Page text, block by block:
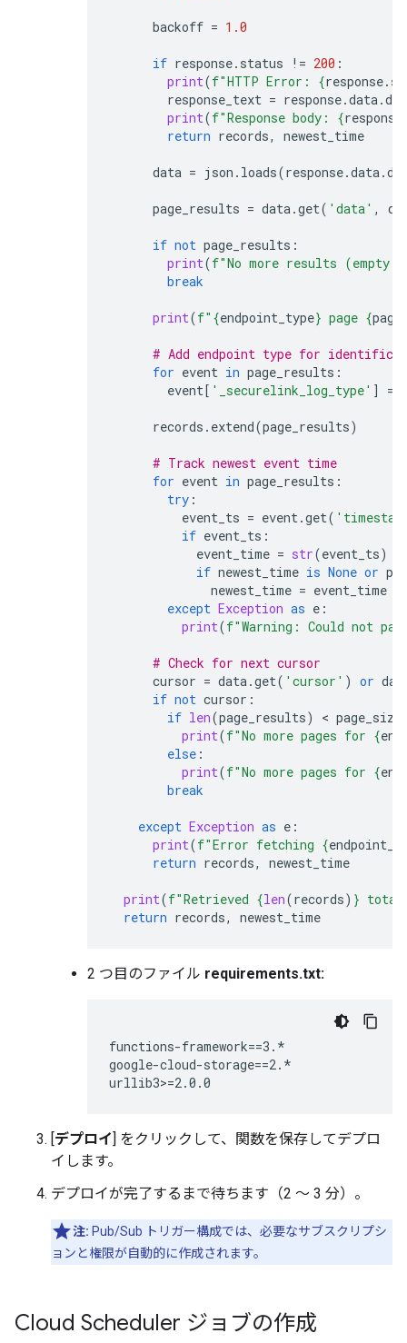
backoff = 1.0
if response. status != 200 :
print(f"HTTP Error: {response.
response_text = response.data.
print(f"Response body: {
return records, newest_time
data = json . loads(response.data.
page_results = data.get( 'data' ,
if not page_results :
print(f"No more results (empty
break
print(f" {endpoint_type} page {
# Add endpoint type for
for event in page_results :
event[ '_securelink_log_type' ] =
records . extend(page_results)
# Track newest event time
for event in page_results :
try :
event_ts = event.get(
if event_ts :
event_time = str(event_ts)
if newest_time is None or
newest_time = event_time
except Exception as e :
print(f"Warning: Could not
# Check for next cursor
cursor = data.get( 'cursor' ) or
if not cursor :
if len(page_results) < page_size
print(f"No more pages for {
else :
print(f"No more pages for {
break
except Exception as e :
print(f"Error fetching {
return records, newest_time
print(f"Retrieved {len(records) }
return records, newest_time
2 つ目のファイル requirements.txt:
functions-framework==3.*
google-cloud-storage==2.*
[デプロイ] をクリックして、関数を保存してデプロ
イします。
デプロイが完了するまで待ちます（2 ～ 3 分）。
注: Pub/Sub トリガー構成では、必要なサブスクリプシ
ョンと権限が自動的に作成されます。
Cloud Scheduler ジョブの作成